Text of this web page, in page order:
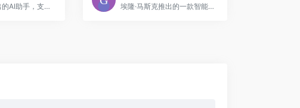
字节跳动推出的AI助手，支持多模态交互与日常任务处理。 埃隆·马斯克推出的一款智能对话助手。拥有实时网络连接与图像理解能力，结合“叛逆”个性与效率，开启 AI 新交互体验。